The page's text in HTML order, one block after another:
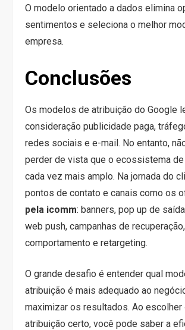
O modelo orientado a dados elimina
sentimentos e seleciona o melhor
empresa.
Conclusões
Os modelos de atribuição do Google
consideração publicidade paga,
redes sociais e e-mail. No entanto,
perder de vista que o ecossistema de
cada vez mais amplo. Na jornada do
pontos de contato e canais como os
pela icomm: banners, pop up de
web push, campanhas de recuperação,
comportamento e retargeting.
O grande desafio é entender qual
atribuição é mais adequado ao
maximizar os resultados. Ao escolher
atribuição certo, você pode saber a